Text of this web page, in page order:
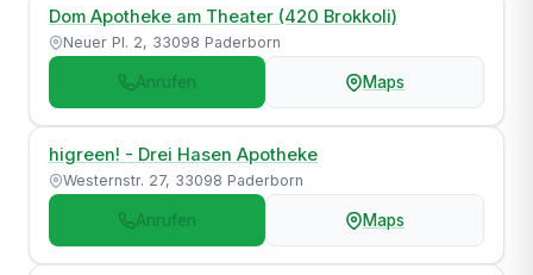
Dom Apotheke am Theater (420 Brokkoli)
Neuer Pl. 2, 33098 Paderborn
Anrufen Maps
higreen! - Drei Hasen Apotheke
Westernstr. 27, 33098 Paderborn
Anrufen Maps